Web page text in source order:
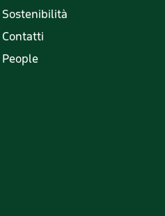
Sostenibilità
Contatti
People